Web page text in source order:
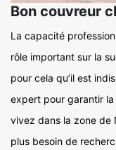
Bon couvreur
La capacité
rôle important sur la
pour cela qu’il est
expert pour garantir
vivez dans la zone de
plus besoin de